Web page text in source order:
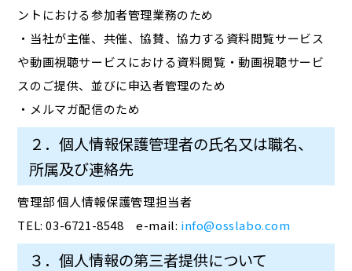
ントにおける参加者管理業務のため
・当社が主催、共催、協賛、協力する資料閲覧サービス
や動画視聴サービスにおける資料閲覧・動画視聴サービ
スのご提供、並びに申込者管理のため
・メルマガ配信のため
２．個人情報保護管理者の氏名又は職名、
所属及び連絡先
管理部 個人情報保護管理担当者
TEL: 03-6721-8548 e-mail: info@osslabo.com
３．個人情報の第三者提供について